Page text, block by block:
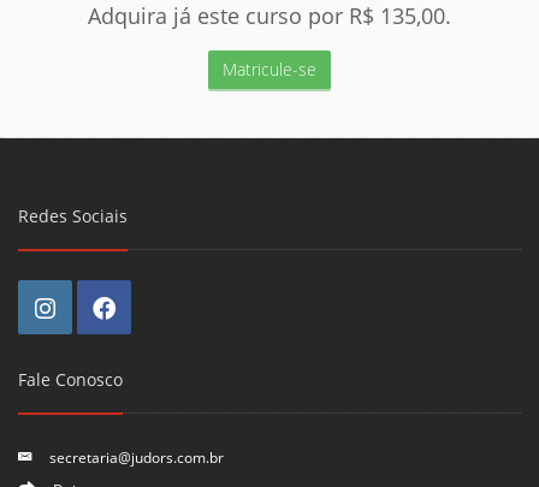
Adquira já este curso por R$ 135,00.
Matricule-se
Redes Sociais
Fale Conosco
secretaria@judors.com.br